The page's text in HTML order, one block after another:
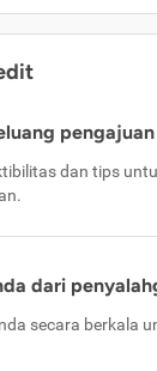
dan tips
dari
secara berkala